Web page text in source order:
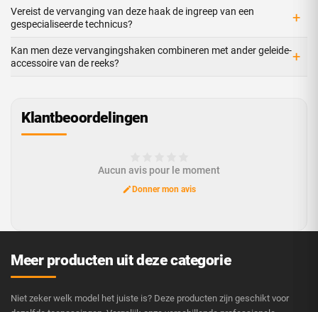
Vereist de vervanging van deze haak de ingreep van een
gespecialiseerde technicus?
+
Kan men deze vervangingshaken combineren met ander geleide-
accessoire van de reeks?
+
Klantbeoordelingen
Aucun avis pour le moment
Donner mon avis
Meer producten uit deze categorie
Niet zeker welk model het juiste is? Deze producten zijn geschikt voor